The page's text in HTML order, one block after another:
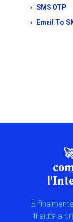
SMS OTP
Email To
È
ti aiuta a